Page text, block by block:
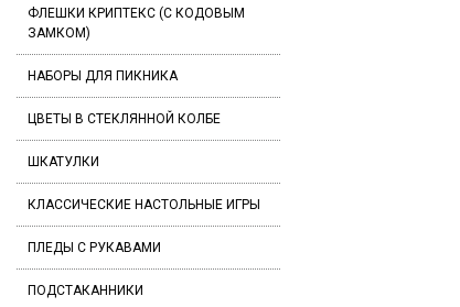
ФЛЕШКИ КРИПТЕКС (С КОДОВЫМ
ЗАМКОМ)
НАБОРЫ ДЛЯ ПИКНИКА
ЦВЕТЫ В СТЕКЛЯННОЙ КОЛБЕ
ШКАТУЛКИ
КЛАССИЧЕСКИЕ НАСТОЛЬНЫЕ ИГРЫ
ПЛЕДЫ С РУКАВАМИ
ПОДСТАКАННИКИ